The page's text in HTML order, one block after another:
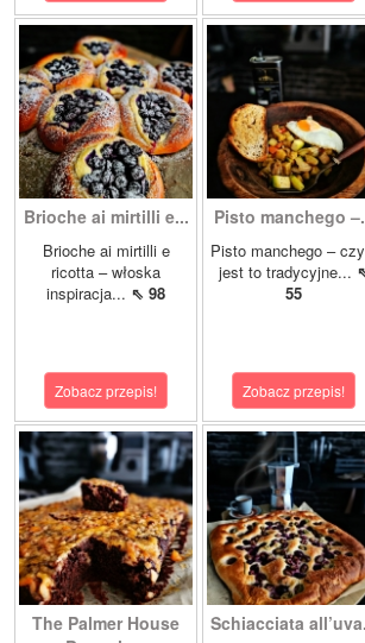
Brioche ai mirtilli e...
Brioche ai mirtilli e
ricotta – włoska
inspiracja... ⇖ 98
Zobacz przepis!
Pisto manchego
Pisto manchego –
jest to tradycyjne...
55
Zobacz przepis!
The Palmer House
Schiacciata